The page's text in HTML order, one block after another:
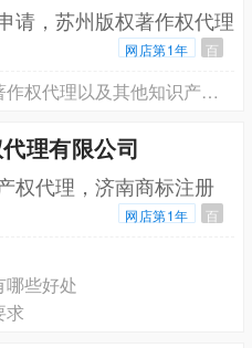
请，苏州版权著作权代理
网店第1年 百
商标代理，专利代理，版权著作权代理以及其他知识产权代理服务
理有限公司
权代理，济南商标注册
网店第1年 百
些好处
求